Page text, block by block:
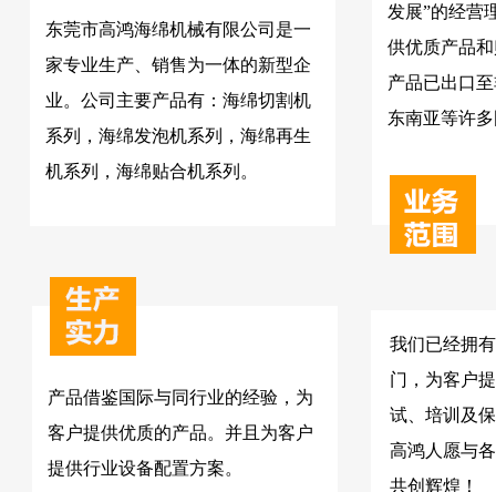
东莞市高鸿海绵机械有限公司是一
家专业生产、销售为一体的新型企
业。公司主要产品有：海绵切割机
系列，海绵发泡机系列，海绵再生
机系列，海绵贴合机系列。
发展”的经营
供优质产品
产品已出口
东南亚等许
产品借鉴国际与同行业的经验，为
客户提供优质的产品。并且为客户
提供行业设备配置方案。
我们已经拥
门，为客户
试、培训及
高鸿人愿与
共创辉煌！